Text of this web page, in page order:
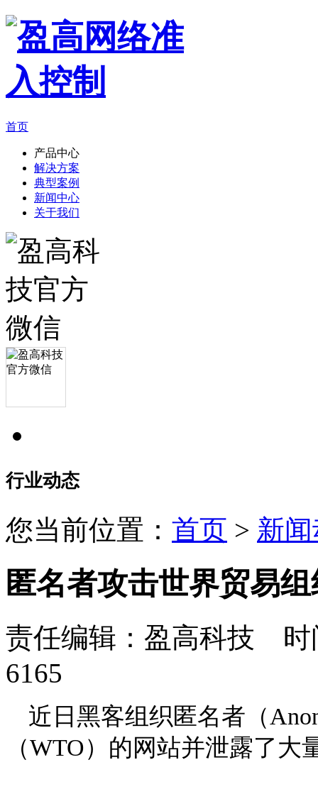
首页
产品中心
解决方案
典型案例
新闻中心
关于我们
行业动态
您当前位置： 首页 > 新
匿名者攻击世界贸易
责任编辑：盈高科技 时
6165
近日黑客组织匿名者（
（WTO）的网站并泄露了大